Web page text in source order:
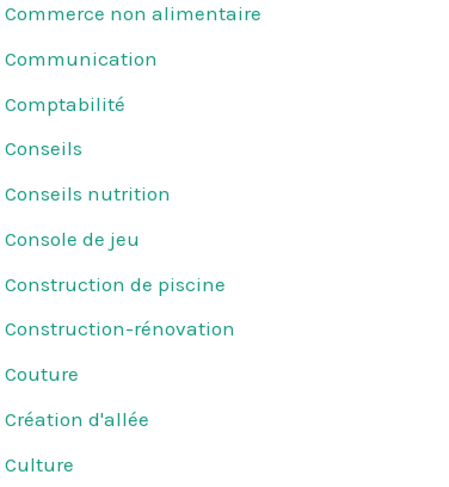
Commerce non alimentaire
Communication
Comptabilité
Conseils
Conseils nutrition
Console de jeu
Construction de piscine
Construction-rénovation
Couture
Création d'allée
Culture